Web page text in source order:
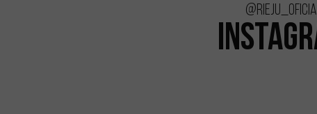
@rieju_oficial